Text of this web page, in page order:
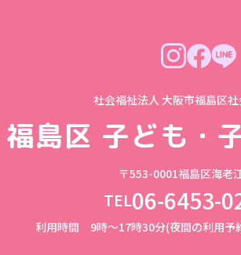
社会福祉法人 大阪市福島区
福島区 子ども・
〒553-0001福島区海老
TEL06-6453-
利用時間 9時～17時30分(夜間の利用予